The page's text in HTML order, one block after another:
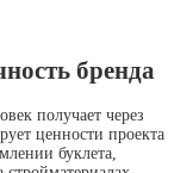
бренда
получает через
ценности проекта
буклета,